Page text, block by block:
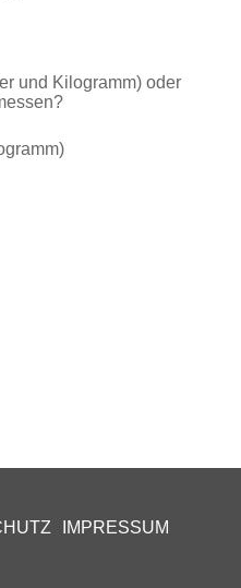
und Kilogramm) oder
IMPRESSUM